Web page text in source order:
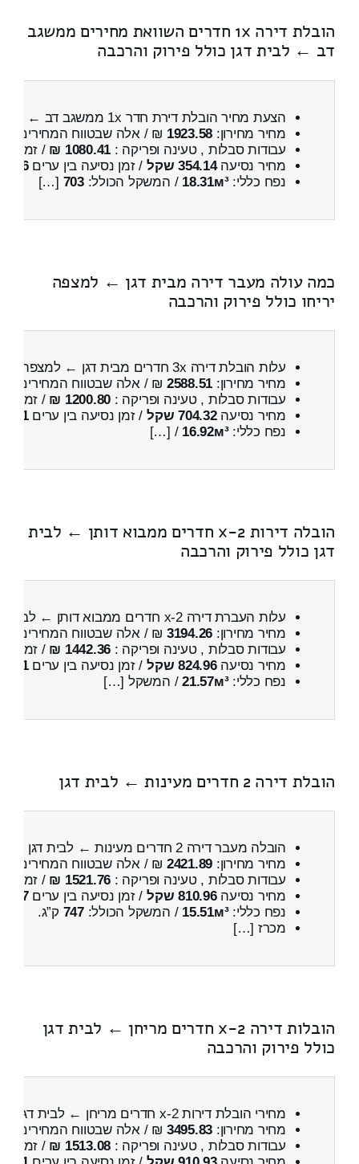
הובלת דירה 1x חדרים השוואת מחירים ממשגב
דב ← לבית דגן כולל פירוק והרכבה
הצעת מחיר הובלת דירת חדר 1x ממשגב דב ← לבית דגן
מחיר מחירון: 1923.58 ₪ / אלה שבטווח המחירים
עבודות סבלות , טעינה ופריקה : 1080.41 ₪ / זמן :
מחיר נסיעה354.14 שקל / זמן נסיעה בין ערים26 דקות
נפח כללי:18.31м³ / המשקל הכולל:703
[…]
כמה עולה מעבר דירה מבית דגן ← למצפה
יריחו כולל פירוק והרכבה
עלות הובלת דירה 3x חדרים מבית דגן ← למצפה יריחו
מחיר מחירון: 2588.51 ₪ / אלה שבטווח המחירים
עבודות סבלות , טעינה ופריקה : 1200.80 ₪ / זמן :
מחיר נסיעה704.32 שקל / זמן נסיעה בין ערים1 שעות , 0 דקות
נפח כללי:16.92м³
/ […]
הובלה דירות 2-x חדרים ממבוא דותן ← לבית
דגן כולל פירוק והרכבה
עלות העברת דירה 2-x חדרים ממבוא דותן ← לבית דגן
מחיר מחירון: 3194.26 ₪ / אלה שבטווח המחירים
עבודות סבלות , טעינה ופריקה : 1442.36 ₪ / זמן :
מחיר נסיעה824.96 שקל / זמן נסיעה בין ערים1 שעות , 8 דקות
נפח כללי:21.57м³/ המשקל […]
הובלת דירה 2 חדרים מעינות ← לבית דגן
הובלה מעבר דירה 2 חדרים מעינות ← לבית דגן
מחיר מחירון: 2421.89 ₪ / אלה שבטווח המחירים
עבודות סבלות , טעינה ופריקה : 1521.76 ₪ / זמן :
מחיר נסיעה810.96 שקל / זמן נסיעה בין ערים57 דקות
נפח כללי:15.51м³ / המשקל הכולל:747 ק”ג.
מכרז […]
הובלות דירה 2-x חדרים מריחן ← לבית דגן
כולל פירוק והרכבה
מחירי הובלת דירות 2-x חדרים מריחן ← לבית דגן
מחיר מחירון: 3495.83 ₪ / אלה שבטווח המחירים
עבודות סבלות , טעינה ופריקה : 1513.08 ₪ / זמן :